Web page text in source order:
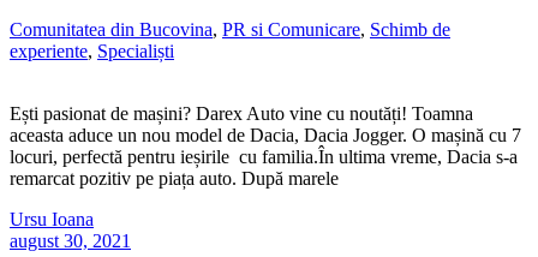
Comunitatea din Bucovina, PR si Comunicare, Schimb de
experiente, Specialiști
Ești pasionat de mașini? Darex Auto vine cu noutăți! Toamna
aceasta aduce un nou model de Dacia, Dacia Jogger. O mașină cu 7
locuri, perfectă pentru ieșirile cu familia.În ultima vreme, Dacia s-a
remarcat pozitiv pe piața auto. După marele
Ursu Ioana
august 30, 2021